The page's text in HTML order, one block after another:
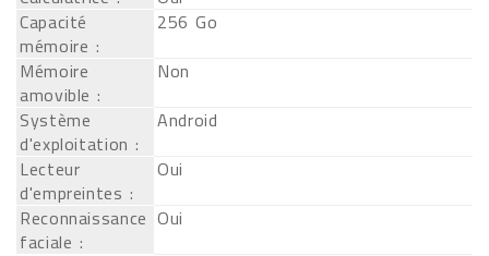
Capacité
mémoire :
256 Go
Mémoire
amovible :
Non
Système
d'exploitation :
Android
Lecteur
d'empreintes :
Oui
Reconnaissance
faciale :
Oui